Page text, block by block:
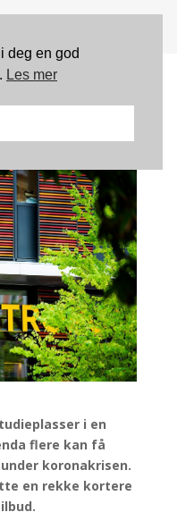
over
i en
flere kan få
koronakrisen.
en rekke kortere
deg en god
Les mer